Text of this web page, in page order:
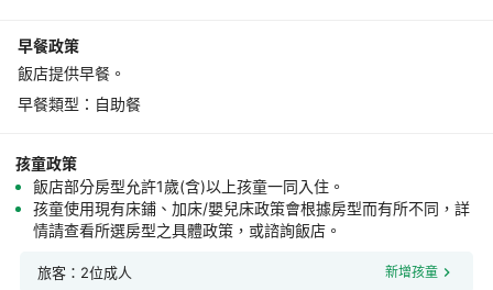
早餐政策
飯店提供早餐。
早餐類型：自助餐
孩童政策
飯店部分房型允許1歲(含)以上孩童一同入住。
孩童使用現有床鋪、加床/嬰兒床政策會根據房型而有所不同，詳
情請查看所選房型之具體政策，或諮詢飯店。
旅客：2位成人 新增孩童